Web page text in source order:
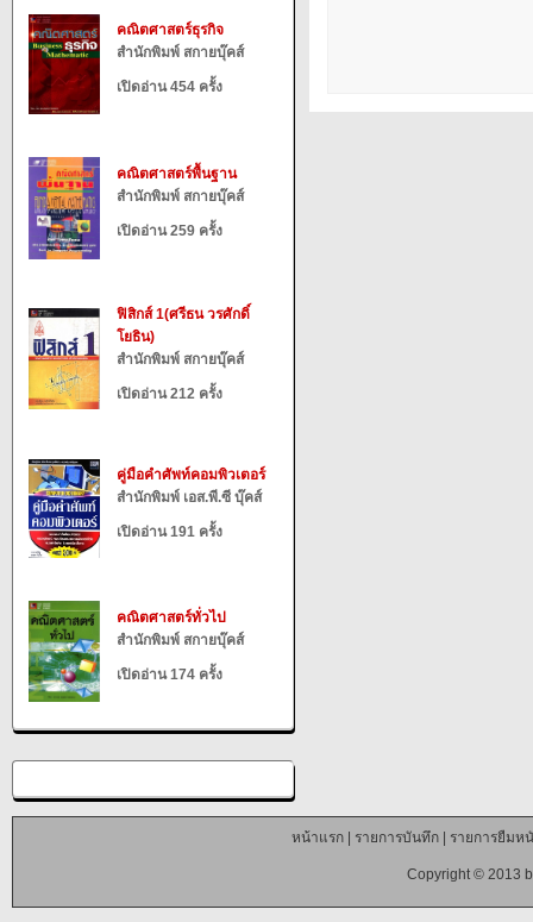
คณิตศาสตร์ธุรกิจ
สำนักพิมพ์ สกายบุ๊คส์
เปิดอ่าน 454 ครั้ง
คณิตศาสตร์พื้นฐาน
สำนักพิมพ์ สกายบุ๊คส์
เปิดอ่าน 259 ครั้ง
ฟิสิกส์ 1(ศรีธน วรศักดิ์
โยธิน)
สำนักพิมพ์ สกายบุ๊คส์
เปิดอ่าน 212 ครั้ง
คู่มือคำศัพท์คอมพิวเตอร์
สำนักพิมพ์ เอส.พี.ซี บุ๊คส์
เปิดอ่าน 191 ครั้ง
คณิตศาสตร์ทั่วไป
สำนักพิมพ์ สกายบุ๊คส์
เปิดอ่าน 174 ครั้ง
หน้าแรก| รายการบันทึก| รายการยืมห
Copyright © 2013